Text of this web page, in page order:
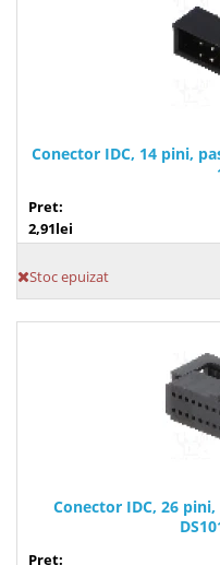
Conector IDC, 14 pini,
Pret:
2,91lei
Stoc epuizat
Conector IDC, 26
Pret: